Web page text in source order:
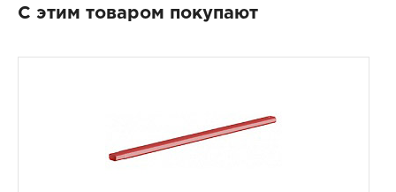
С этим товаром покупают